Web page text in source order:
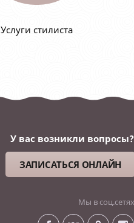
Услуги стилиста
У вас возникли вопросы?
ЗАПИСАТЬСЯ ОНЛАЙН
Мы в